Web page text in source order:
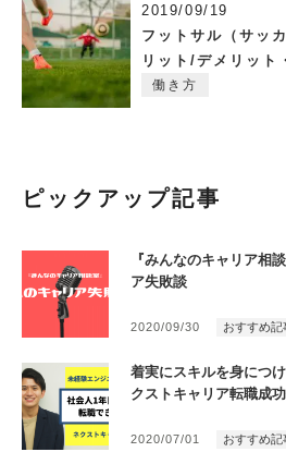
2019/09/19
フットサル（サッ
リット/デメリット
働き方
ピックアップ記事
『みんなのキャリア相
ア失敗談
2020/09/30 おすすめ記
着実にスキルを身につ
クストキャリア転職成
2020/07/01 おすすめ記